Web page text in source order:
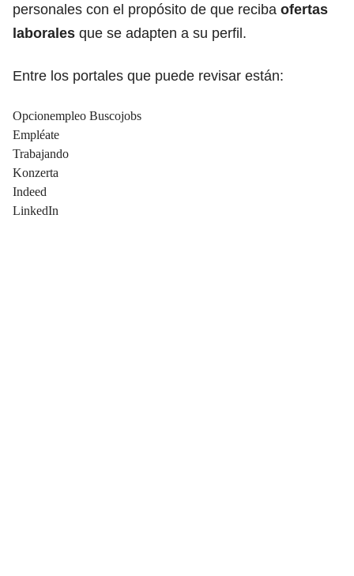
personales con el propósito de que reciba ofertas
laborales que se adapten a su perfil.
Entre los portales que puede revisar están:
Opcionempleo Buscojobs
Empléate
Trabajando
Konzerta
Indeed
LinkedIn